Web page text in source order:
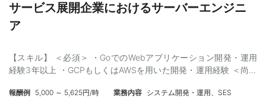
サービス展開企業におけるサーバーエンジニ
ア
【スキル】 ＜必須＞ ・GoでのWebアプリケーション開発・運用
経験3年以上 ・GCPもしくはAWSを用いた開発・運用経験 ＜尚可
則への深い知見 ・動的なWebサイトの開発経験
報酬例 5,000 ～ 5,625円/時 業務内容 システム開発・運用、SES